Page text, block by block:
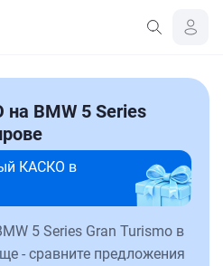
BMW 5 Series
КАСКО в
5 Series Gran Turismo в
- сравните предложения